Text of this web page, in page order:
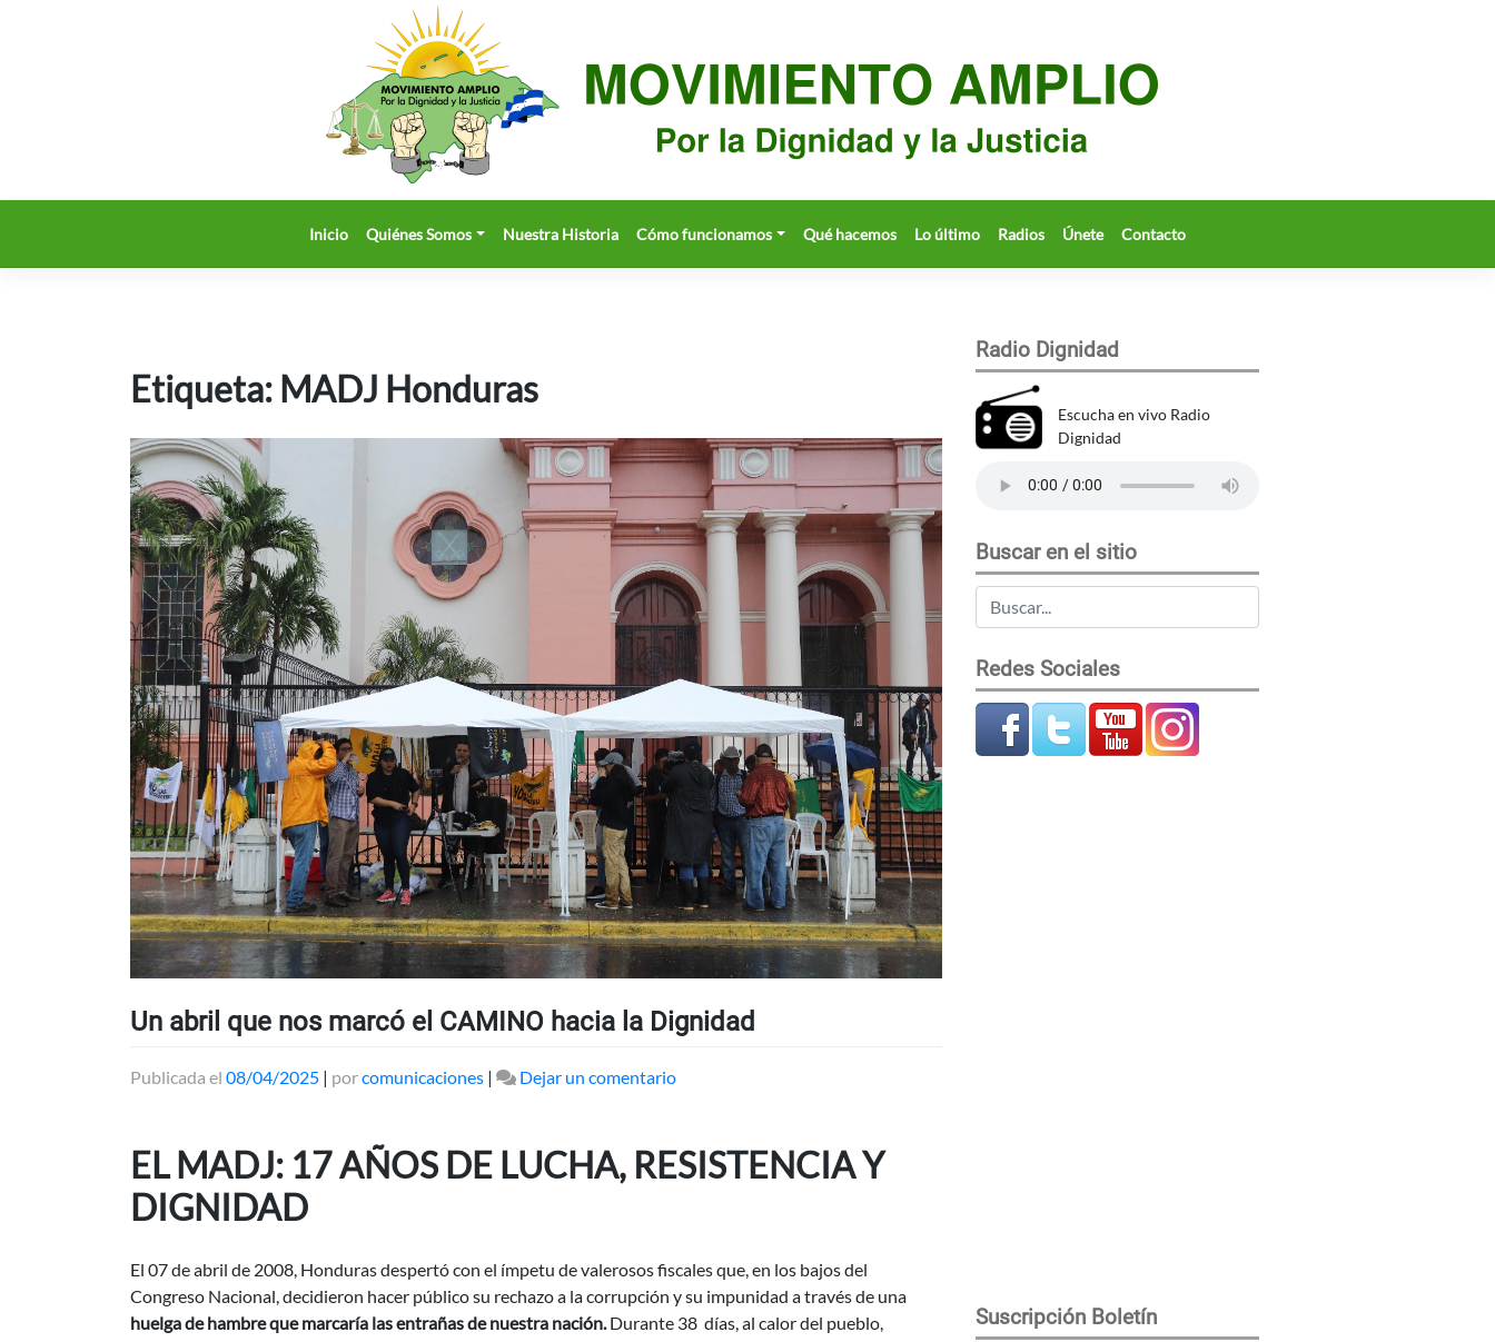
Inicio Quiénes Somos Nuestra Historia Cómo funcionamos Qué hacemos Lo último Radios Únete Contacto
Etiqueta: MADJ Honduras
Un abril que nos marcó el CAMINO hacia la Dignidad
Publicada el 08/04/2025 | porcomunicaciones | Dejar un comentarioen
que
nos
CAMINO
hacia
la
EL MADJ: 17 AÑOS DE LUCHA, RESISTENCIA Y
DIGNIDAD
El 07 de abril de 2008, Honduras despertó con el ímpetu de valerosos fiscales que, en los bajos del
Congreso Nacional, decidieron hacer público su rechazo a la corrupción y su impunidad a través de una
huelga de hambre que marcaría las entrañas de nuestra nación.Durante 38 días, al calor del pueblo,
Radio Dignidad
Escucha en vivo Radio
Dignidad
Buscar en el sitio
Redes Sociales
Suscripción Boletín